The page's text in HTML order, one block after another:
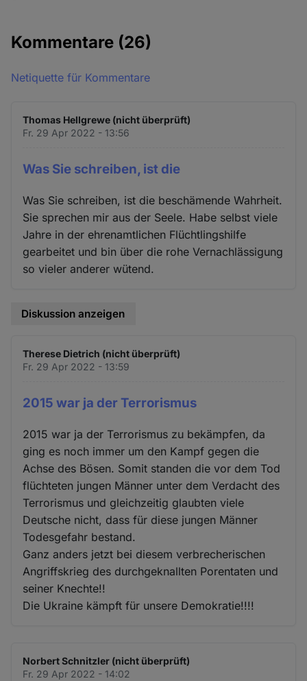
Kommentare (26)
Netiquette für Kommentare
Thomas Hellgrewe (nicht überprüft)
Fr. 29 Apr 2022 - 13:56
Was Sie schreiben, ist die
Was Sie schreiben, ist die beschämende Wahrheit.
Sie sprechen mir aus der Seele. Habe selbst viele
Jahre in der ehrenamtlichen Flüchtlingshilfe
gearbeitet und bin über die rohe Vernachlässigung
so vieler anderer wütend.
Diskussion anzeigen
Therese Dietrich (nicht überprüft)
Fr. 29 Apr 2022 - 13:59
2015 war ja der Terrorismus
2015 war ja der Terrorismus zu bekämpfen, da
ging es noch immer um den Kampf gegen die
Achse des Bösen. Somit standen die vor dem Tod
flüchteten jungen Männer unter dem Verdacht des
Terrorismus und gleichzeitig glaubten viele
Deutsche nicht, dass für diese jungen Männer
Todesgefahr bestand.
Ganz anders jetzt bei diesem verbrecherischen
Angriffskrieg des durchgeknallten Porentaten und
seiner Knechte!!
Die Ukraine kämpft für unsere Demokratie!!!!
Norbert Schnitzler (nicht überprüft)
Fr. 29 Apr 2022 - 14:02